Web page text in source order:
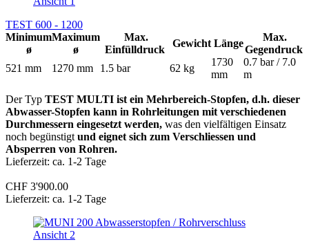
TEST 600 - 1200
Minimum
ø
Maximum
ø
Max.
Einfülldruck
Gewicht Länge
Max.
Gegendruck
521 mm
1270 mm 1.5 bar 62 kg
1730
mm
0.7 bar / 7.0
m
Der Typ TEST MULTI ist ein Mehrbereich-Stopfen, d.h. dieser
Abwasser-Stopfen kann in Rohrleitungen mit verschiedenen
Durchmessern eingesetzt werden, was den vielfältigen Einsatz
noch begünstigt und eignet sich zum Verschliessen und
Absperren von Rohren.
Lieferzeit: ca. 1-2 Tage
CHF 3'900.00
Lieferzeit: ca. 1-2 Tage